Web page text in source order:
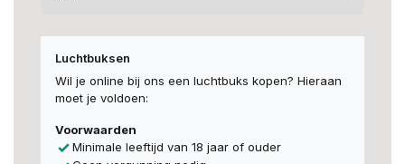
Luchtbuksen
Wil je online bij ons een luchtbuks kopen? Hieraan
moet je voldoen:
Voorwaarden
Minimale leeftijd van 18 jaar of ouder